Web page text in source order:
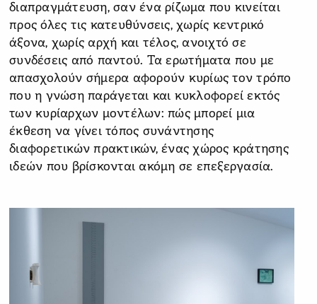
διαπραγμάτευση, σαν ένα ρίζωμα που κινείται
προς όλες τις κατευθύνσεις, χωρίς κεντρικό
άξονα, χωρίς αρχή και τέλος, ανοιχτό σε
συνδέσεις από παντού. Τα ερωτήματα που με
απασχολούν σήμερα αφορούν κυρίως τον τρόπο
που η γνώση παράγεται και κυκλοφορεί εκτός
των κυρίαρχων μοντέλων: πώς μπορεί μια
έκθεση να γίνει τόπος συνάντησης
διαφορετικών πρακτικών, ένας χώρος κράτησης
ιδεών που βρίσκονται ακόμη σε επεξεργασία.